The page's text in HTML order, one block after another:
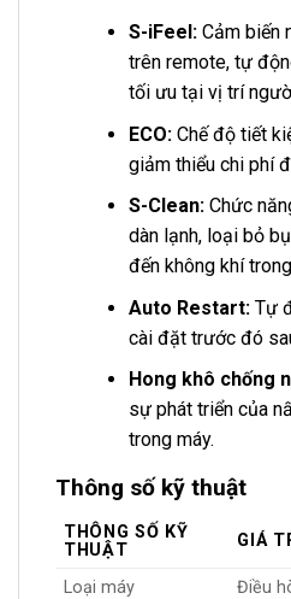
S-iFeel:Cảm biến
trên remote, tự
tối ưu tại vị trí
ECO:Chế độ tiết
giảm thiểu chi phí
S-Clean:Chức
dàn lạnh, loại bỏ
đến không khí
Auto Restart:Tự
cài đặt trước đó
Hong khô chống
sự phát triển của
trong máy.
Thông số kỹ thuật
THÔNG SỐ KỸ
THUẬT
GIÁ
Loại máy Điều